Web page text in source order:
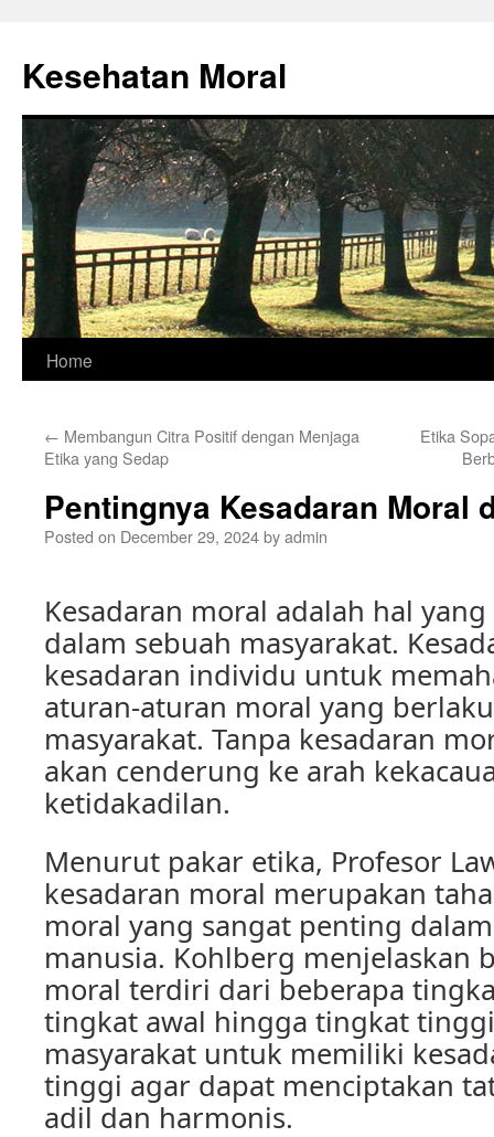
content
Kesehatan Moral
Home
← Membangun Citra Positif dengan Menjaga
Etika yang Sedap
Etika
Pentingnya Kesadaran Moral
Posted on December 29, 2024byadmin
Kesadaran moral adalah hal
dalam sebuah masyarakat.
kesadaran individu untuk
aturan-aturan moral yang
masyarakat. Tanpa kesadaran
akan cenderung ke arah
ketidakadilan.
Menurut pakar etika, Profesor
kesadaran moral merupakan
moral yang sangat penting
manusia. Kohlberg menjelaskan
moral terdiri dari beberapa
tingkat awal hingga tingkat
masyarakat untuk memiliki
tinggi agar dapat menciptakan
adil dan harmonis.